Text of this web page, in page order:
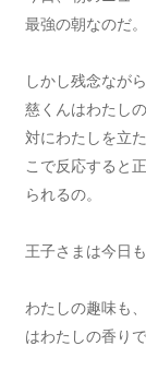
最強の朝なのだ。
しかし残念なが
慈くんはわたし
対にわたしを立
こで反応すると
られるの。
王子さまは今日
わたしの趣味も
はわたしの香り